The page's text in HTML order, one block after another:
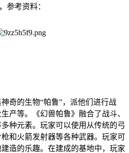
参考资料：
奇的生物“帕鲁”，派他们进行战
产等。《幻兽帕鲁》融合了战斗、
种元素。玩家可以使用从传统的弓
和火箭发射器等各种武器。玩家可
造的乐趣。在建成的基地中，玩家